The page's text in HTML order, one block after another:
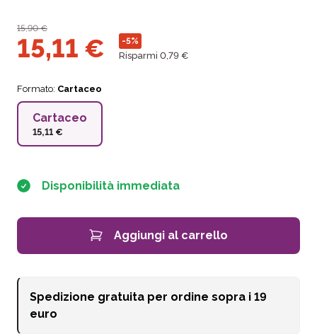
15,90€
15,11 € -5%
Risparmi 0,79 €
Formato: Cartaceo
Cartaceo
15,11 €
Disponibilità immediata
Aggiungi al carrello
Spedizione gratuita per ordine sopra i 19
euro